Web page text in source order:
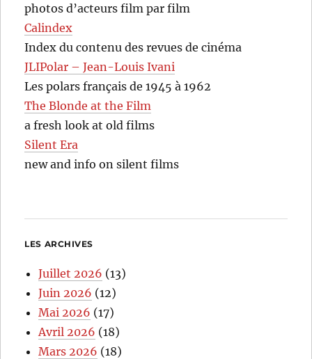
photos d’acteurs film par film
Calindex
Index du contenu des revues de cinéma
JLIPolar – Jean-Louis Ivani
Les polars français de 1945 à 1962
The Blonde at the Film
a fresh look at old films
Silent Era
new and info on silent films
LES ARCHIVES
Juillet 2026 (13)
Juin 2026 (12)
Mai 2026 (17)
Avril 2026 (18)
Mars 2026 (18)